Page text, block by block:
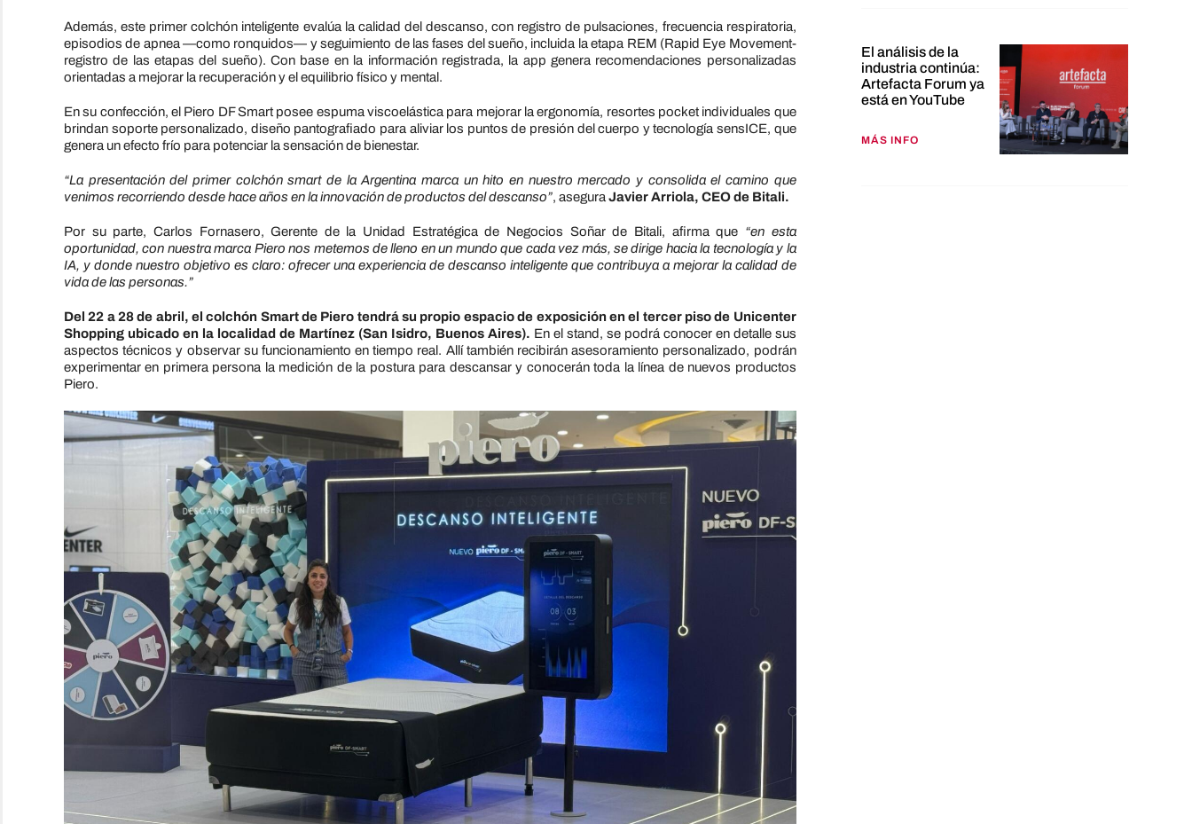
Además, este primer colchón inteligente evalúa la calidad del descanso, con registro de pulsaciones, frecuencia respiratoria,
episodios de apnea —como ronquidos— y seguimiento de las fases del sueño, incluida la etapa REM (Rapid Eye Movement-
registro de las etapas del sueño). Con base en la información registrada, la app genera recomendaciones personalizadas
orientadas a mejorar la recuperación y el equilibrio físico y mental.
En su confección, el Piero DF Smart posee espuma viscoelástica para mejorar la ergonomía, resortes pocket individuales que
brindan soporte personalizado, diseño pantografiado para aliviar los puntos de presión del cuerpo y tecnología sensICE, que
genera un efecto frío para potenciar la sensación de bienestar.
“La presentación del primer colchón smart de la Argentina marca un hito en nuestro mercado y consolida el camino que
venimos recorriendo desde hace años en la innovación de productos del descanso”, asegura Javier Arriola, CEO de Bitali.
Por su parte, Carlos Fornasero, Gerente de la Unidad Estratégica de Negocios Soñar de Bitali, afirma que “en esta
oportunidad, con nuestra marca Piero nos metemos de lleno en un mundo que cada vez más, se dirige hacia la tecnología y la
IA, y donde nuestro objetivo es claro: ofrecer una experiencia de descanso inteligente que contribuya a mejorar la calidad de
vida de las personas.”
Del 22 a 28 de abril, el colchón Smart de Piero tendrá su propio espacio de exposición en el tercer piso de Unicenter
Shopping ubicado en la localidad de Martínez (San Isidro, Buenos Aires). En el stand, se podrá conocer en detalle sus
aspectos técnicos y observar su funcionamiento en tiempo real. Allí también recibirán asesoramiento personalizado, podrán
experimentar en primera persona la medición de la postura para descansar y conocerán toda la línea de nuevos productos
Piero.
El análisis de la
industria continúa:
Artefacta Forum ya
está en YouTube
MÁS INFO